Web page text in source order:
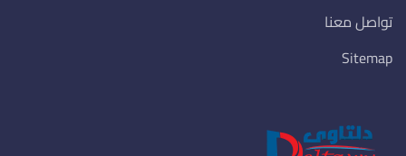
تواصل معنا
Sitemap